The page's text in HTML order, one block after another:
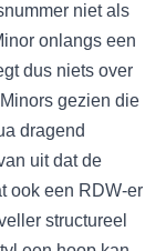
niet als
onlangs een
dus niets over
gezien die
dragend
uit dat de
ook een RDW-er
structureel